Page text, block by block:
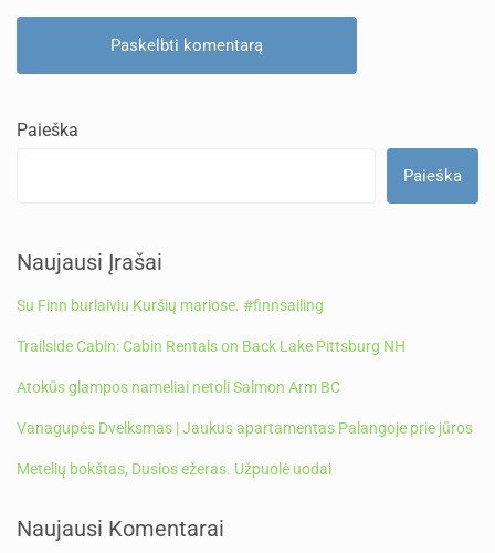
Paieška
Paieška
Naujausi Įrašai
Su Finn burlaiviu Kuršių mariose. #finnsailing
Trailside Cabin: Cabin Rentals on Back Lake Pittsburg NH
Atokūs glampos nameliai netoli Salmon Arm BC
Vanagupės Dvelksmas | Jaukus apartamentas Palangoje prie jūros
Metelių bokštas, Dusios ežeras. Užpuolė uodai
Naujausi Komentarai